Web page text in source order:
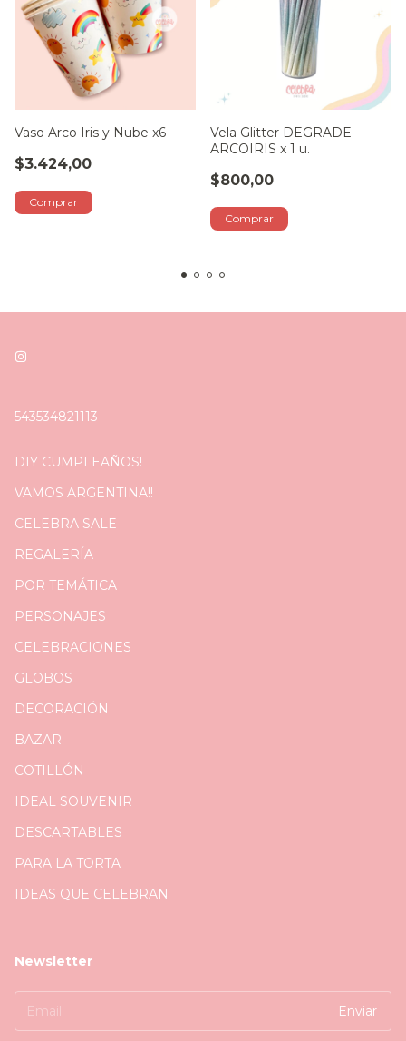
Vaso Arco Iris y Nube x6
$3.424,00
Vela Glitter DEGRADE
ARCOIRIS x 1 u.
$800,00
543534821113
DIY CUMPLEAÑOS!
VAMOS ARGENTINA!!
CELEBRA SALE
REGALERÍA
POR TEMÁTICA
PERSONAJES
CELEBRACIONES
GLOBOS
DECORACIÓN
BAZAR
COTILLÓN
IDEAL SOUVENIR
DESCARTABLES
PARA LA TORTA
IDEAS QUE CELEBRAN
Newsletter